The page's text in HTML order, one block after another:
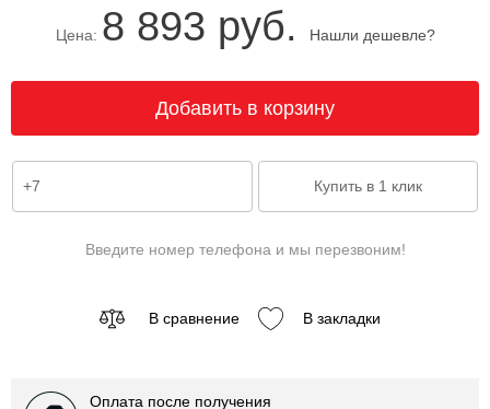
Цена: 8 893 руб. Нашли дешевле?
Введите номер телефона и мы перезвоним!
В сравнение В закладки
Оплата после получения